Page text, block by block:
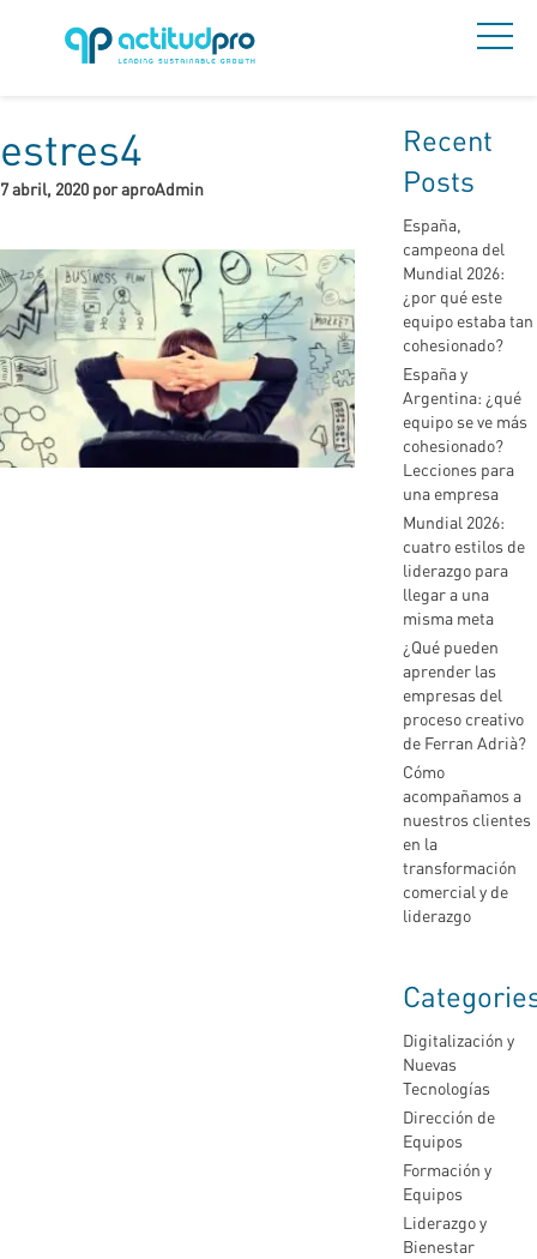
estres4
7 abril, 2020 por aproAdmin
Recent
Posts
España,
campeona del
Mundial 2026:
¿por qué este
equipo estaba tan
cohesionado?
España y
Argentina: ¿qué
equipo se ve más
cohesionado?
Lecciones para
una empresa
Mundial 2026:
cuatro estilos de
liderazgo para
llegar a una
misma meta
¿Qué pueden
aprender las
empresas del
proceso creativo
de Ferran Adrià?
Cómo
acompañamos a
nuestros clientes
en la
transformación
comercial y de
liderazgo
Digitalización y
Nuevas
Tecnologías
Dirección de
Equipos
Formación y
Equipos
Liderazgo y
Bienestar